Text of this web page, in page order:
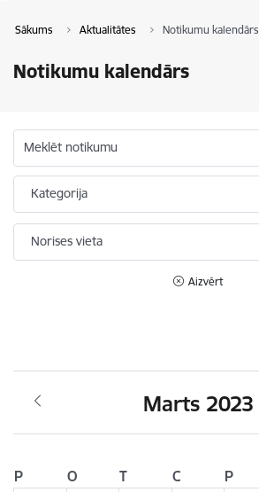
Sākums Aktualitātes Notikumu kalendārs
Notikumu kalendārs
Meklēt notikumu
Kategorija
Norises vieta
Aizvērt
Marts 2023
P O T C P